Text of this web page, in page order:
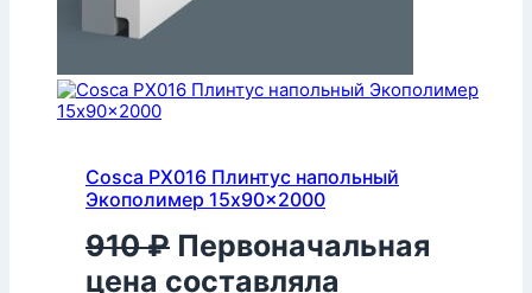
Cosca PX016 Плинтус напольный
Экополимер 15x90x2000
910₽ Первоначальная
цена составляла